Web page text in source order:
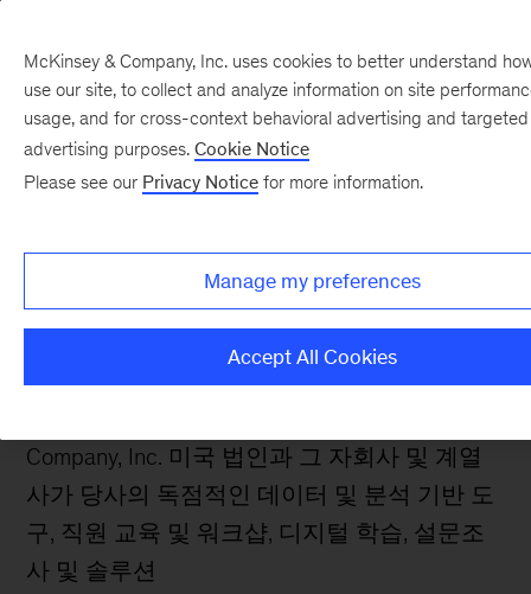
McKinsey Solutions 개인
정보 보호 고지
최종 업데이트 및 시행일: 2026년 4월
Company, Inc. 미국 법인과 그 자회사 및 계열
사가 당사의 독점적인 데이터 및 분석 기반 도
구, 직원 교육 및 워크샵, 디지털 학습, 설문조
사 및 솔루션
McKinsey & Company, Inc. uses cookies to better understand
use our site, to collect and analyze information on site
usage, and for cross-context behavioral advertising and targeted
advertising purposes. Cookie Notice
Please see our Privacy Notice for more information.
Manage my preferences
Accept All Cookies